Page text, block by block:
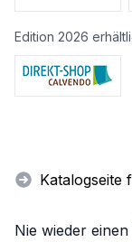
Edition 2026
Katalogseite
Nie wieder